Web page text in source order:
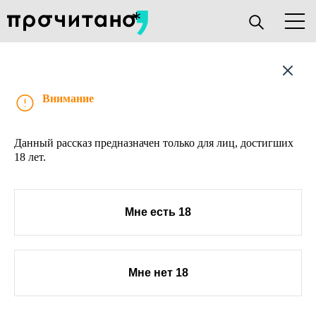
Внимание
Данный рассказ предназначен только для лиц, достигших
18 лет.
Мне есть 18
Мне нет 18